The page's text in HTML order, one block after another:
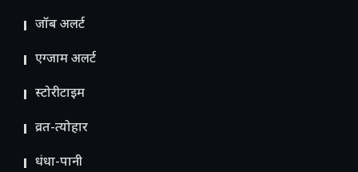
जॉब अलर्ट
एग्जाम अलर्ट
स्टोरीटाइम
व्रत-त्योहार
धंधा-पानी